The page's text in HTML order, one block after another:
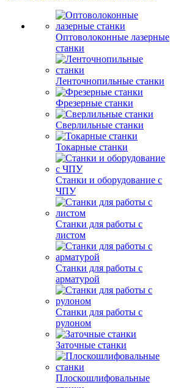
Оптоволоконные лазерные
станки
Ленточнопильные станки
Фрезерные станки
Сверлильные станки
Токарные станки
Станки и оборудование с
ЧПУ
Станки для работы с
листом
Станки для работы с
арматурой
Станки для работы с
рулоном
Заточные станки
Плоскошлифовальные